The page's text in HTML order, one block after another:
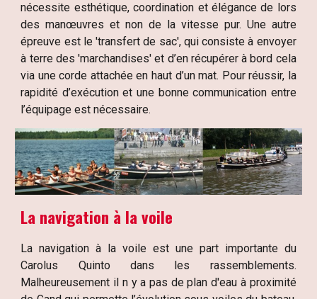
nécessite esthétique, coordination et élégance de lors
des manœuvres et non de la vitesse pur. Une autre
épreuve est le 'transfert de sac', qui consiste à envoyer
à terre des 'marchandises' et d’en récupérer à bord cela
via une corde attachée en haut d’un mat. Pour réussir, la
rapidité d’exécution et une bonne communication entre
l’équipage est nécessaire.
La navigation à la voile
La navigation à la voile est une part importante du
Carolus Quinto dans les rassemblements.
Malheureusement il n y a pas de plan d'eau à proximité